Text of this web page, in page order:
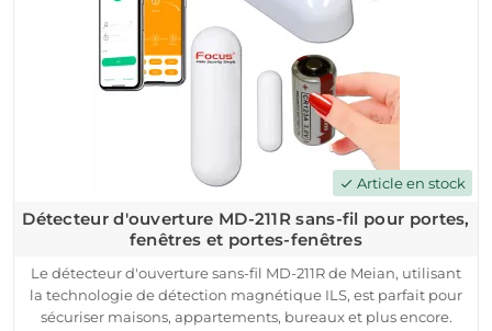
détecteur !
check Article en stock
Détecteur d'ouverture MD-211R sans-fil pour portes,
fenêtres et portes-fenêtres
Le détecteur d'ouverture sans-fil MD-211R de Meian, utilisant
la technologie de détection magnétique ILS, est parfait pour
sécuriser maisons, appartements, bureaux et plus encore.